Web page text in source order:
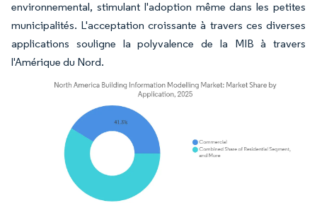
environnemental, stimulant l'adoption même dans les petites
municipalités. L'acceptation croissante à travers ces diverses
applications souligne la polyvalence de la MIB à travers
l'Amérique du Nord.